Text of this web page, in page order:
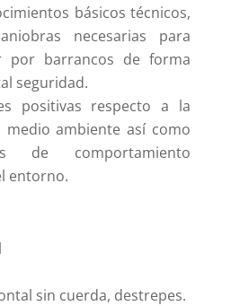
básicos técnicos,
necesarias para
por barrancos de forma
seguridad.
positivas respecto a la
medio ambiente así como
de comportamiento
entorno.
sin cuerda, destrepes.